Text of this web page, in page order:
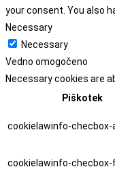
your consent. You also
Necessary
Necessary
Vedno omogočeno
Necessary cookies are
Piškotek
cookielawinfo-checbox-
cookielawinfo-checbox-